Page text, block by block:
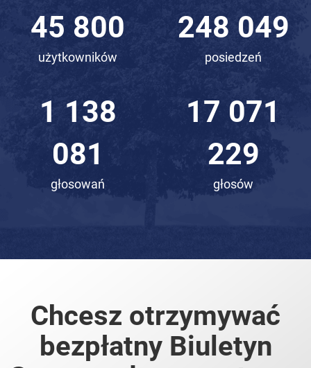
63 174
użytkowników
342 143
posiedzeń
1 569
797
głosowań
23 546
966
głosów
Chcesz otrzymywać
bezpłatny Biuletyn